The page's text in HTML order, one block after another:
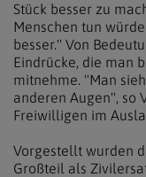
Stück besser zu
Menschen tun
besser." Von
Eindrücke, die man
mitnehme. "Man
anderen Augen", so
Freiwilligen im
Vorgestellt wurden
Großteil als